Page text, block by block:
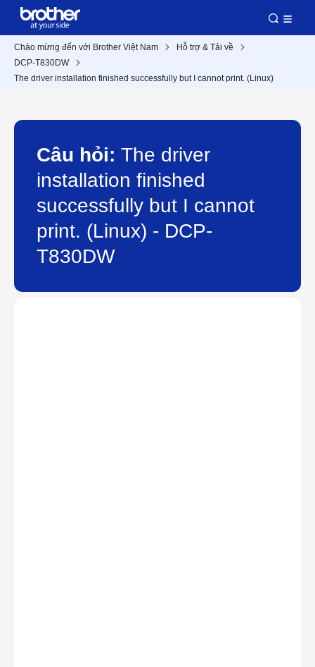
Chào mừng đến với Brother Việt Nam
Hỗ trợ & Tải về
DCP-T830DW
The driver installation finished successfully but I cannot print. (Linux)
Câu hỏi: The driver
installation finished
successfully but I cannot
print. (Linux) - DCP-
T830DW